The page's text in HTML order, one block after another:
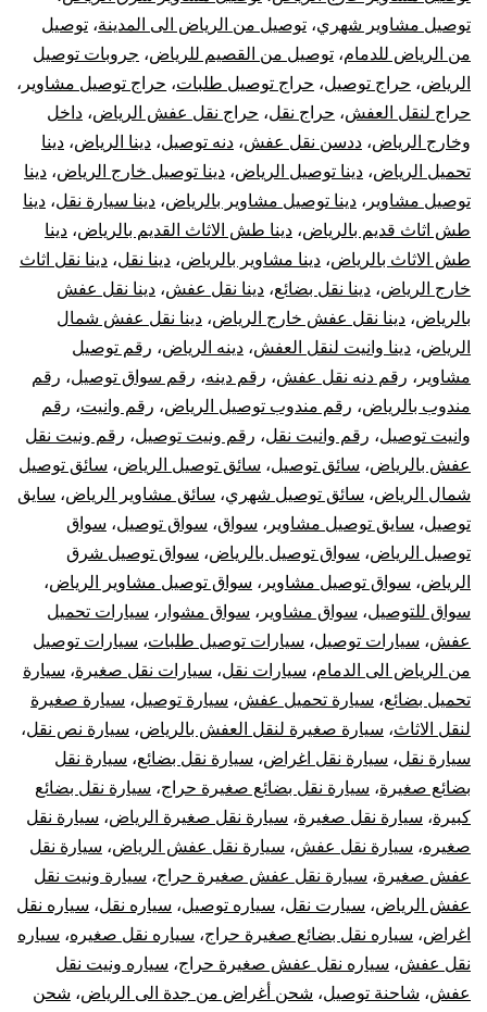
توصيل مشاوير شهري، توصيل من الرياض الى المدينة، توصيل
من الرياض للدمام، توصيل من القصيم للرياض، جروبات توصيل
الرياض، حراج توصيل، حراج توصيل طلبات، حراج توصيل مشاوير ،
حراج لنقل العفش، حراج نقل، حراج نقل عفش الرياض، داخل
وخارج الرياض، ددسن نقل عفش، دنه توصيل، دينا الرياض، دينا
تحميل الرياض، دينا توصيل الرياض، دينا توصيل خارج الرياض، دينا
توصيل مشاوير ، دينا توصيل مشاوير بالرياض، دينا سيارة نقل، دينا
طش اثاث قديم بالرياض، دينا طش الاثاث القديم بالرياض، دينا
طش الاثاث بالرياض، دينا مشاوير بالرياض، دينا نقل، دينا نقل اثاث
خارج الرياض، دينا نقل بضائع، دينا نقل عفش، دينا نقل عفش
بالرياض، دينا نقل عفش خارج الرياض، دينا نقل عفش شمال
الرياض، دينا وانيت لنقل العفش، دينه الرياض، رقم توصيل
مشاوير ، رقم دنه نقل عفش، رقم دينه، رقم سواق توصيل، رقم
مندوب بالرياض، رقم مندوب توصيل الرياض، رقم وانيت، رقم
وانيت توصيل، رقم وانيت نقل، رقم ونيت توصيل، رقم ونيت نقل
عفش بالرياض، سائق توصيل، سائق توصيل الرياض، سائق توصيل
شمال الرياض، سائق توصيل شهري، سائق مشاوير الرياض، سايق
توصيل، سايق توصيل مشاوير ، سواق، سواق توصيل، سواق
توصيل الرياض، سواق توصيل بالرياض، سواق توصيل شرق
الرياض، سواق توصيل مشاوير ، سواق توصيل مشاوير الرياض،
سواق للتوصيل، سواق مشاوير ، سواق مشوار ، سيارات تحميل
عفش، سيارات توصيل، سيارات توصيل طلبات، سيارات توصيل
من الرياض الى الدمام، سيارات نقل، سيارات نقل صغيرة، سيارة
تحميل بضائع، سيارة تحميل عفش، سيارة توصيل، سيارة صغيرة
لنقل الاثاث، سيارة صغيرة لنقل العفش بالرياض، سيارة نص نقل،
سيارة نقل، سيارة نقل اغراض، سيارة نقل بضائع، سيارة نقل
بضائع صغيرة، سيارة نقل بضائع صغيرة حراج، سيارة نقل بضائع
كبيرة، سيارة نقل صغيرة، سيارة نقل صغيرة الرياض، سيارة نقل
صغيره، سيارة نقل عفش، سيارة نقل عفش الرياض، سيارة نقل
عفش صغيرة، سيارة نقل عفش صغيرة حراج، سيارة ونيت نقل
عفش الرياض، سيارت نقل، سياره توصيل، سياره نقل، سياره نقل
اغراض، سياره نقل بضائع صغيرة حراج، سياره نقل صغيره، سياره
نقل عفش، سياره نقل عفش صغيرة حراج، سياره ونيت نقل
عفش، شاحنة توصيل، شحن أغراض من جدة الى الرياض، شحن